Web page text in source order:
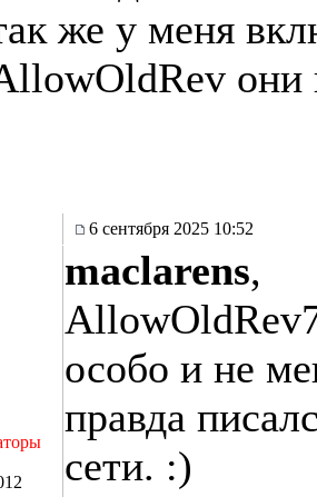
же у меня
они
6 сентября 2025 10:52
maclarens,
особо и не
правда
сети. :)